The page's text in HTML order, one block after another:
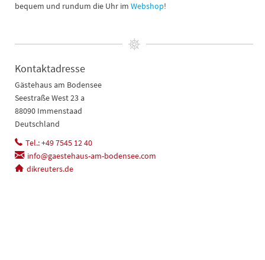
bequem und rundum die Uhr im Webshop!
Kontaktadresse
Gästehaus am Bodensee
Seestraße West 23 a
88090 Immenstaad
Deutschland
Tel.: +49 7545 12 40
info@gaestehaus-am-bodensee.com
dikreuters.de